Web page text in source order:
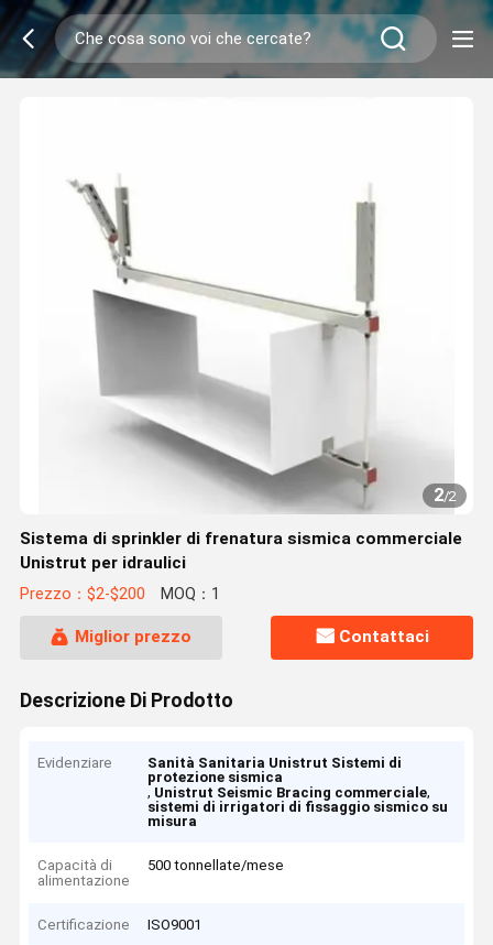
2/2
Sistema di sprinkler di frenatura sismica commerciale
Unistrut per idraulici
Prezzo：$2-$200 MOQ：1
Miglior prezzo Contattaci
Descrizione Di Prodotto
Evidenziare
Sanità Sanitaria Unistrut Sistemi di
protezione sismica
, Unistrut Seismic Bracing commerciale,
sistemi di irrigatori di fissaggio sismico su
misura
Capacità di
alimentazione
500 tonnellate/mese
Certificazione ISO9001